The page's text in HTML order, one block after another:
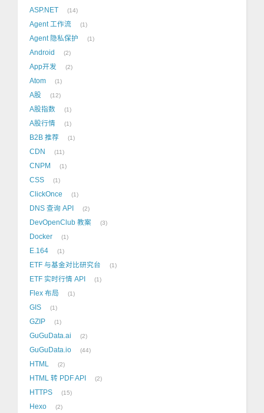
ASP.NET 14
Agent 工作流 1
Agent 隐私保护 1
Android 2
App开发 2
Atom 1
A股 12
A股指数 1
A股行情 1
B2B 推荐 1
CDN 11
CNPM 1
CSS 1
ClickOnce 1
DNS 查询 API 2
DevOpenClub 教案 3
Docker 1
E.164 1
ETF 与基金对比研究台 1
ETF 实时行情 API 1
Flex 布局 1
GIS 1
GZIP 1
GuGuData.ai 2
GuGuData.io 44
HTML 2
HTML 转 PDF API 2
HTTPS 15
Hexo 2